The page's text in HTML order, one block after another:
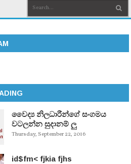
වෛද්‍ය නිලධාරීන්ගේ සංගමය
වටලන්න සුදානම් ලු
Thursday, September 22, 2016
id$fm< fjkia fjhs